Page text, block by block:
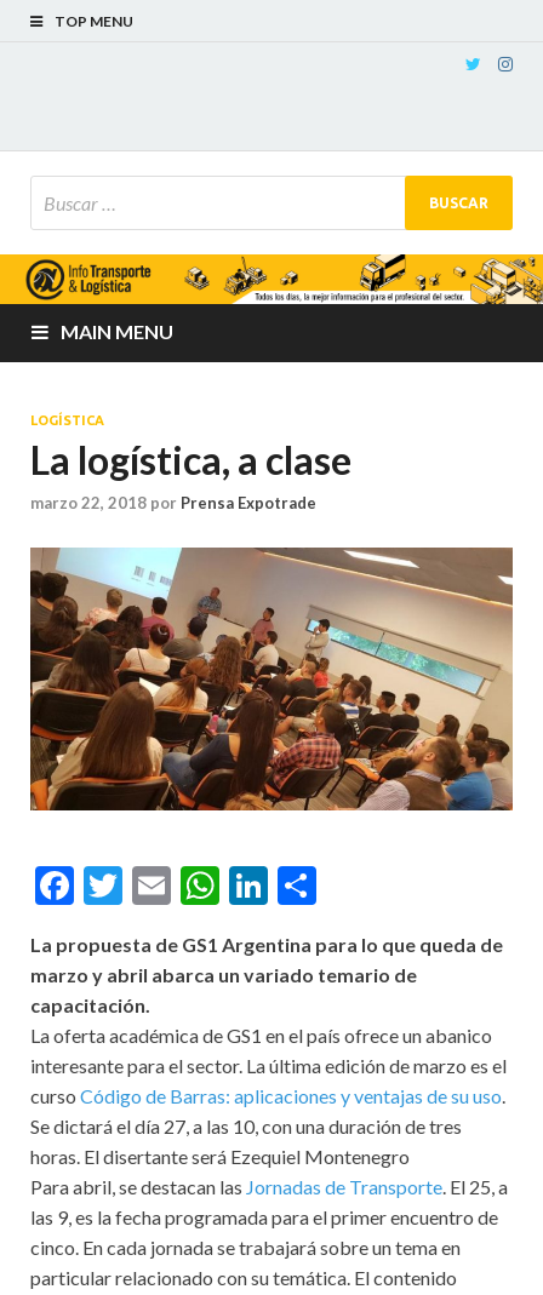
TOP MENU
MAIN MENU
LOGÍSTICA
La logística, a clase
marzo 22, 2018 por Prensa Expotrade
Facebook
Twitter
EmailWhatsApp
LinkedIn
La propuesta de GS1 Argentina para lo que queda de
marzo y abril abarca un variado temario de
capacitación.
La oferta académica de GS1 en el país ofrece un abanico
interesante para el sector. La última edición de marzo es el
curso Código de Barras: aplicaciones y ventajas de su uso.
Se dictará el día 27, a las 10, con una duración de tres
horas. El disertante será Ezequiel Montenegro
Para abril, se destacan las Jornadas de Transporte. El 25, a
las 9, es la fecha programada para el primer encuentro de
cinco. En cada jornada se trabajará sobre un tema en
particular relacionado con su temática. El contenido